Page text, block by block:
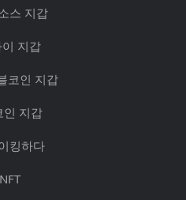
스 지갑
지갑
코인 지갑
인 지갑
킹하다
NFT